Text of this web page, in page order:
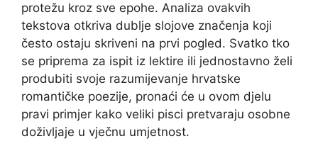
protežu kroz sve epohe. Analiza ovakvih
tekstova otkriva dublje slojove značenja koji
često ostaju skriveni na prvi pogled. Svatko tko
se priprema za ispit iz lektire ili jednostavno želi
produbiti svoje razumijevanje hrvatske
romantičke poezije, pronaći će u ovom djelu
pravi primjer kako veliki pisci pretvaraju osobne
doživljaje u vječnu umjetnost.